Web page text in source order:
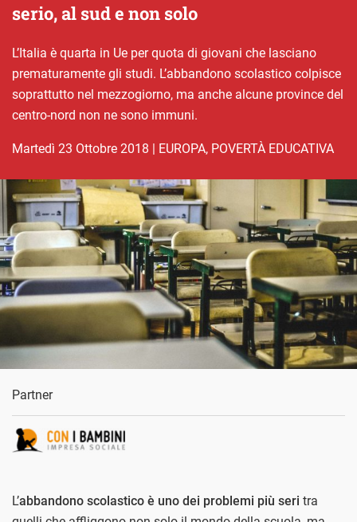
serio, al sud e non solo
L’Italia è quarta in Ue per quota di giovani che lasciano
prematuramente gli studi. L’abbandono scolastico colpisce
soprattutto nel mezzogiorno, ma anche alcune province del
centro-nord non ne sono immuni.
martedì 23 Ottobre 2018 | EUROPA, POVERTÀ EDUCATIVA
Partner
L’abbandono scolastico è uno dei problemi più seri tra